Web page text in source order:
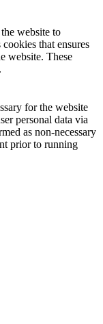
website to
that ensures
website. These
for the website
personal data via
as non-necessary
prior to running